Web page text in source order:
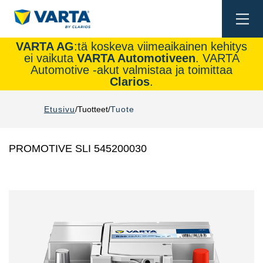
VARTA AG:tä koskeva viimeaikainen kehitys
ei vaikuta VARTA Automotiveen. VARTA
Automotive -akut valmistaa ja toimittaa
Clarios.
Etusivu Tuotteet Tuote
PROMOTIVE SLI 545200030